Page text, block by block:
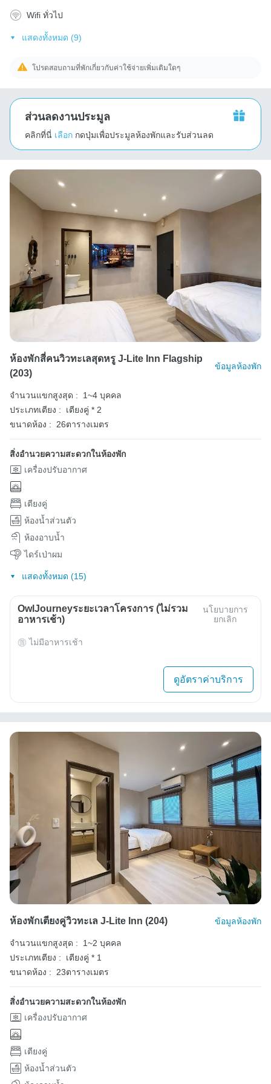
Wifi ทั่วไป
แสดงทั้งหมด (9)
โปรดสอบถามที่พักเกี่ยวกับค่าใช้จ่ายเพิ่มเติมใดๆ
ส่วนลดงานประมูล
คลิกที่นี่ เลือก กดปุ่มเพื่อประมูลห้องพักและรับส่วนลด
ห้องพักสี่คนวิวทะเลสุดหรู J-Lite Inn Flagship
(203)
ข้อมูลห้องพัก
จำนวนแขกสูงสุด :
1~4 บุคคล
ประเภทเตียง :
เตียงคู่ * 2
ขนาดห้อง :
26ตารางเมตร
สิ่งอำนวยความสะดวกในห้องพัก
เครื่องปรับอากาศ
เตียงคู่
ห้องน้ำส่วนตัว
ห้องอาบน้ำ
ไดร์เป่าผม
แสดงทั้งหมด (15)
OwlJourneyระยะเวลาโครงการ (ไม่รวม
อาหารเช้า)
นโยบายการ
ยกเลิก
ไม่มีอาหารเช้า
ดูอัตราค่าบริการ
ห้องพักเตียงคู่วิวทะเล J-Lite Inn (204) ข้อมูลห้องพัก
จำนวนแขกสูงสุด :
1~2 บุคคล
ประเภทเตียง :
เตียงคู่ * 1
ขนาดห้อง : 23ตารางเมตร
สิ่งอำนวยความสะดวกในห้องพัก
เครื่องปรับอากาศ
เตียงคู่
ห้องน้ำส่วนตัว